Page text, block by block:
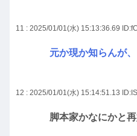
11 : 2025/01/01(水) 15:13:36.69
元か現か知らんが
12 : 2025/01/01(水) 15:14:51.13
脚本家かなにかと